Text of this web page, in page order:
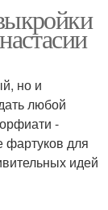
но и
любой
-
фартуков для
идей